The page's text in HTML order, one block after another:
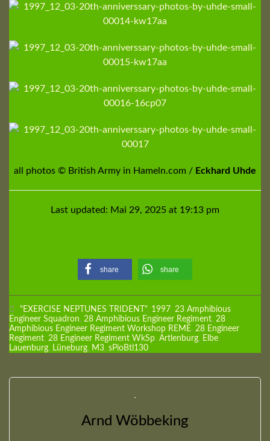
all photos © British Army in Hameln.com / Eckhard Uhde
Last updated: Mai 29, 2025 at 19:13 pm
share share
"EXERCISE NEPTUNES TRIDENT", 1997, 23 Amphibious
Engineer Squadron, 28 Amphibious Engineer Regiment, 28
Amphibious Engineer Regiment Workshop REME, 28 Engineer
Regiment, 28 Engineer Regiment WkSp, Artlenburg, Elbe,
Lauenburg, Lüneburg, M3, sPioBtl130
Arnd Wöbbeking